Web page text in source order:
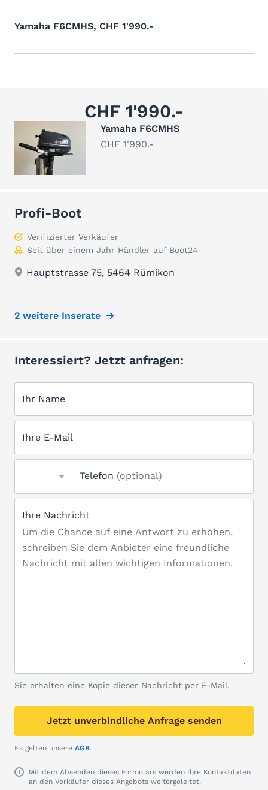
Yamaha F6CMHS, CHF 1'990.-
CHF 1'990.-
Yamaha F6CMHS
CHF 1'990.-
Profi-Boot
Verifizierter Verkäufer
Seit über einem Jahr Händler auf Boot24
Hauptstrasse 75, 5464 Rümikon
2 weitere Inserate
Interessiert? Jetzt anfragen:
Ihr Name
Ihre E-Mail
Telefon (optional)
Ihre Nachricht
Sie erhalten eine Kopie dieser Nachricht per E-Mail.
Jetzt unverbindliche Anfrage senden
Es gelten unsere AGB.
Mit dem Absenden dieses Formulars werden Ihre Kontaktdaten
an den Verkäufer dieses Angebots weitergeleitet.